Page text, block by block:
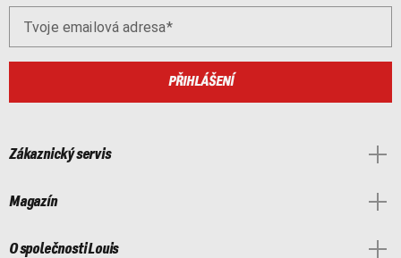
Tvoje emailová adresa
PŘIHLÁŠENÍ
Zákaznický servis
Magazín
O společnosti Louis